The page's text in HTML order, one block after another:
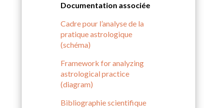
Documentation associée
Cadre pour l’analyse de la
pratique astrologique
(schéma)
Framework for analyzing
astrological practice
(diagram)
Bibliographie scientifique